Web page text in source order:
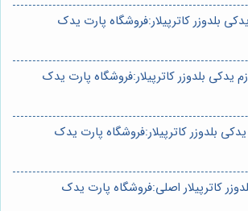
بلدوزر کاترپیلار:فروشگاه پارت یدک
یدکی بلدوزر کاترپیلار:فروشگاه پارت یدک
بلدوزر کاترپیلار:فروشگاه پارت یدک
کاترپیلار اصلی:فروشگاه پارت یدک